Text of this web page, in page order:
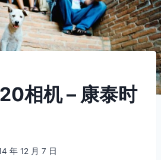
相机 – 康泰时
年 12 月 7 日